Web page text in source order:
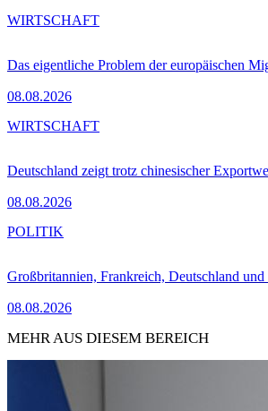
Das eigentliche Problem der europäischen
08.08.2026
WIRTSCHAFT
Deutschland zeigt trotz chinesischer
08.08.2026
WIRTSCHAFT
Großbritannien, Frankreich, Deutschland
08.08.2026
POLITIK
MEHR AUS DIESEM BEREICH